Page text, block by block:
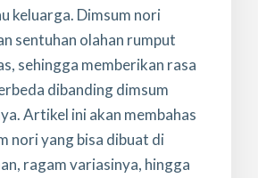
keluarga. Dimsum nori
sentuhan olahan rumput
sehingga memberikan rasa
dibanding dimsum
Artikel ini akan membahas
nori yang bisa dibuat di
ragam variasinya, hingga